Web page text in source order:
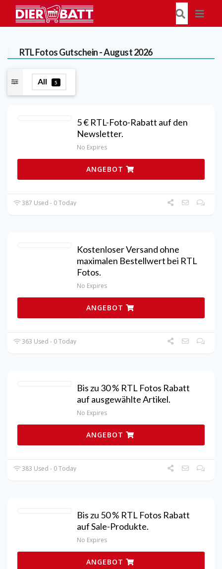
RTL FotosGutschein - August 2026
All 5
5 € RTL-Foto-Rabatt auf den
Newsletter.
No Expires
ANGEBOT
387 Used - 0 Today
Kostenloser Versand ohne
maximalen Bestellwert bei RTL
Fotos.
No Expires
ANGEBOT
363 Used - 0 Today
Bis zu 30 % RTL Fotos Rabatt
auf ausgewählte Artikel.
No Expires
ANGEBOT
383 Used - 0 Today
Bis zu 50 % RTL Fotos Rabatt
auf Sale-Produkte.
No Expires
ANGEBOT